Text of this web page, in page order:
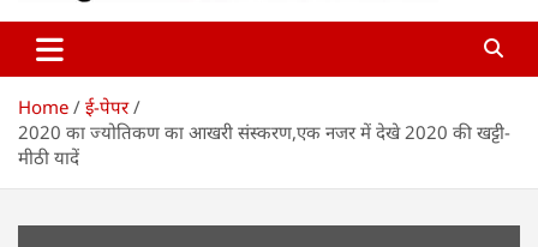
Jyotikan
Home
ई-पेपर
2020 का ज्योतिकण का आखरी संस्करण,एक नजर में देखे 2020 की खट्टी-
मीठी यादें